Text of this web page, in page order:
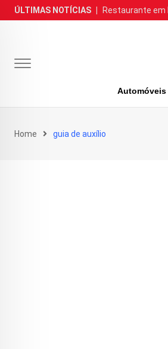
Skip
to
ÚLTIMAS NOTÍCIAS Restaurante em
Automóveis
Home guia de auxílio